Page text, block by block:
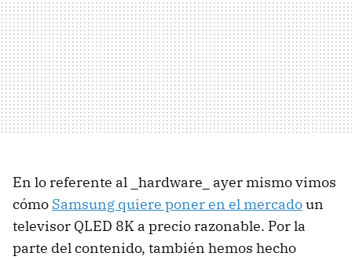
En lo referente al _hardware_ ayer mismo vimos
cómo Samsung quiere poner en el mercadoun
televisor QLED 8K a precio razonable. Por la
parte del contenido, también hemos hecho